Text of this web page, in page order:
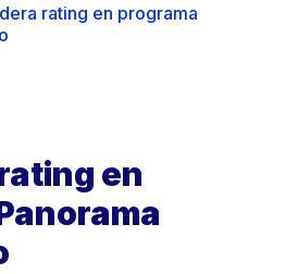
rating en programa
en